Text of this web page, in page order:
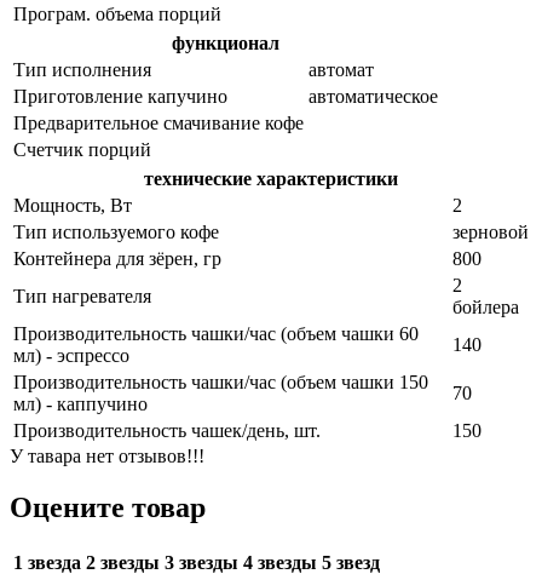
Програм. объема порций
функционал
Тип исполнения
автомат
Приготовление капучино
автоматическое
Предварительное смачивание кофе
Счетчик порций
технические характеристики
Мощность, Вт
2
Тип используемого кофе
зерновой
Контейнера для зёрен, гр
800
Тип нагревателя
2
бойлера
Производительность чашки/час (объем чашки 60
мл) - эспрессо
140
Производительность чашки/час (объем чашки 150
мл) - каппучино
70
Производительность чашек/день, шт.
150
У тавара нет отзывов!!!
Оцените товар
1 звезда 2 звезды 3 звезды 4 звезды 5 звезд